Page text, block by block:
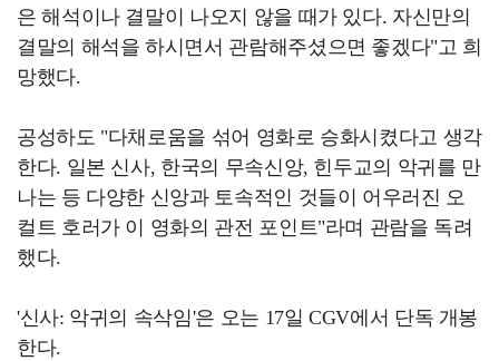
은 해석이나 결말이 나오지 않을 때가 있다. 자신만의
결말의 해석을 하시면서 관람해주셨으면 좋겠다"고 희
망했다.
공성하도 "다채로움을 섞어 영화로 승화시켰다고 생각
한다. 일본 신사, 한국의 무속신앙, 힌두교의 악귀를 만
나는 등 다양한 신앙과 토속적인 것들이 어우러진 오
컬트 호러가 이 영화의 관전 포인트"라며 관람을 독려
했다.
'신사: 악귀의 속삭임'은 오는 17일 CGV에서 단독 개봉
한다.